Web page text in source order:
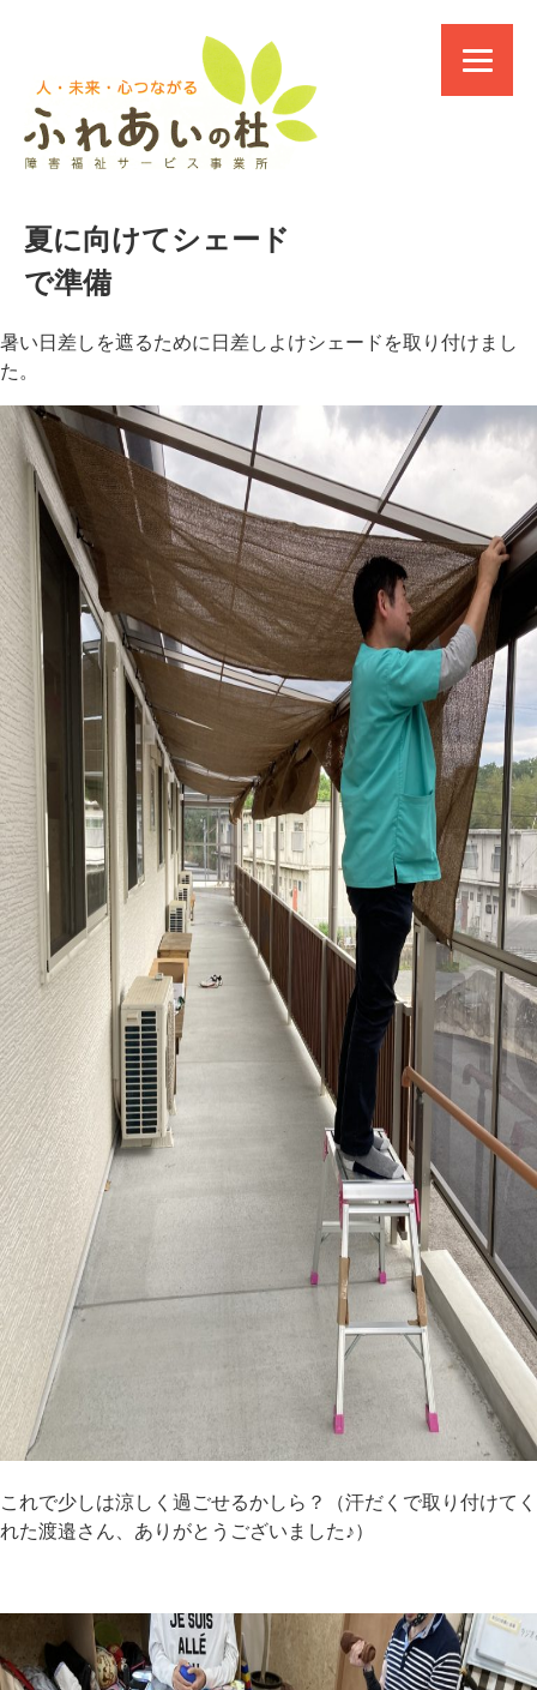
夏に向けてシェード
で準備
暑い日差しを遮るために日差しよけシェードを取り付けまし
た。
これで少しは涼しく過ごせるかしら？（汗だくで取り付けてく
れた渡邉さん、ありがとうございました♪）